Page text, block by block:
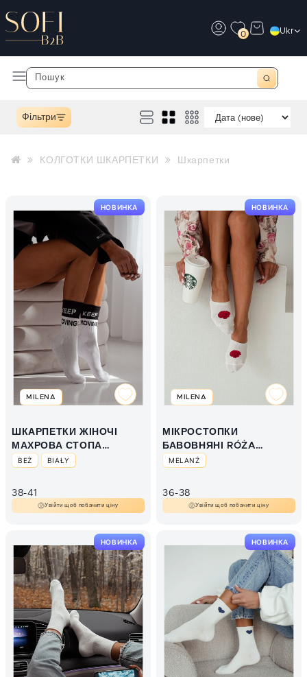
0 Ukr
Фільтри
КОЛГОТКИ ШКАРПЕТКИ Шкарпетки
НОВИНКА
MILENA
ШКАРПЕТКИ ЖІНОЧІ
МАХРОВА СТОПА
UNIQUE KEEP MOVING
BEŻ BIAŁY
38-41
Увійти щоб побачити ціну
НОВИНКА
MILENA
МІКРОСТОПКИ
БАВОВНЯНІ RÓŻA
0576.022
MELANŻ
36-38
Увійти щоб побачити ціну
НОВИНКА НОВИНКА